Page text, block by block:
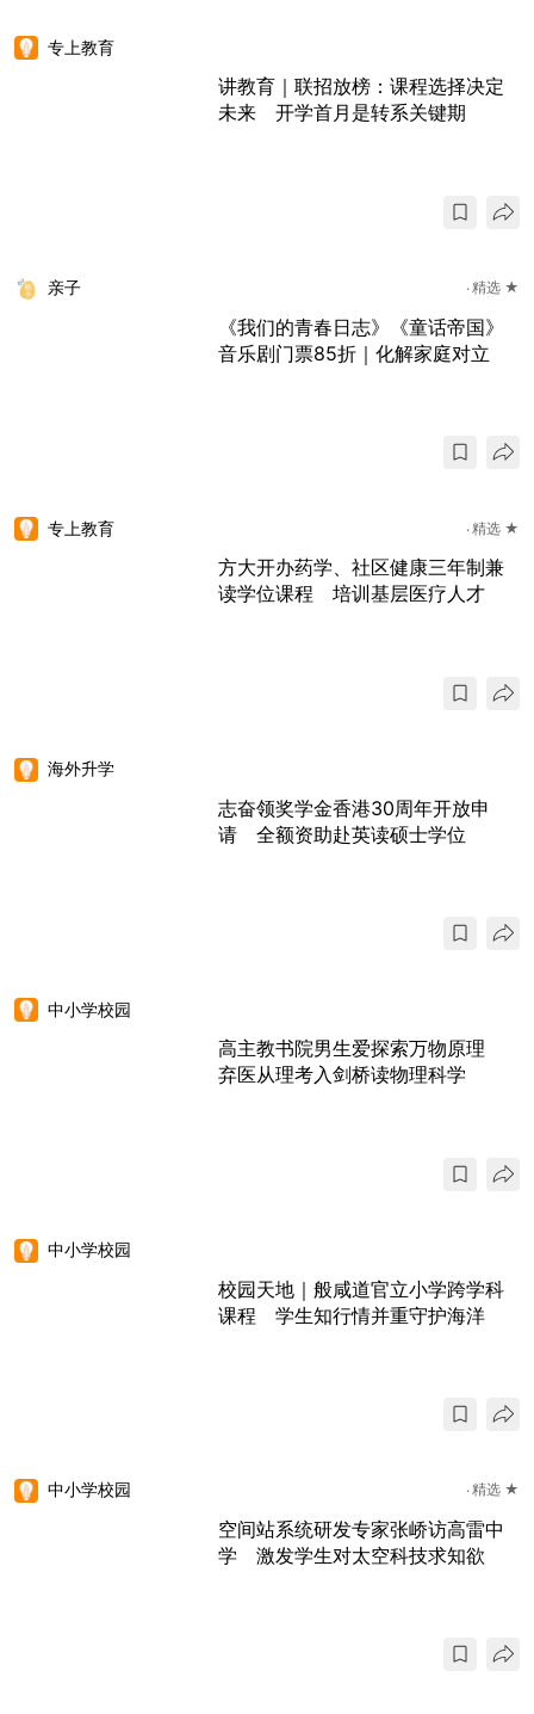
专上教育
讲教育｜联招放榜：课程选择决定
未来 开学首月是转系关键期
亲子 精选 ★
《我们的青春日志》《童话帝国》
音乐剧门票85折｜化解家庭对立
专上教育 精选 ★
方大开办药学、社区健康三年制兼
读学位课程 培训基层医疗人才
海外升学
志奋领奖学金香港30周年开放申
请 全额资助赴英读硕士学位
中小学校园
高主教书院男生爱探索万物原理
弃医从理考入剑桥读物理科学
中小学校园
校园天地｜般咸道官立小学跨学科
课程 学生知行情并重守护海洋
中小学校园 精选 ★
空间站系统研发专家张峤访高雷中
学 激发学生对太空科技求知欲